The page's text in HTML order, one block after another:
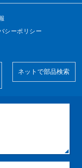
シーポリシー
ネットで部品検索